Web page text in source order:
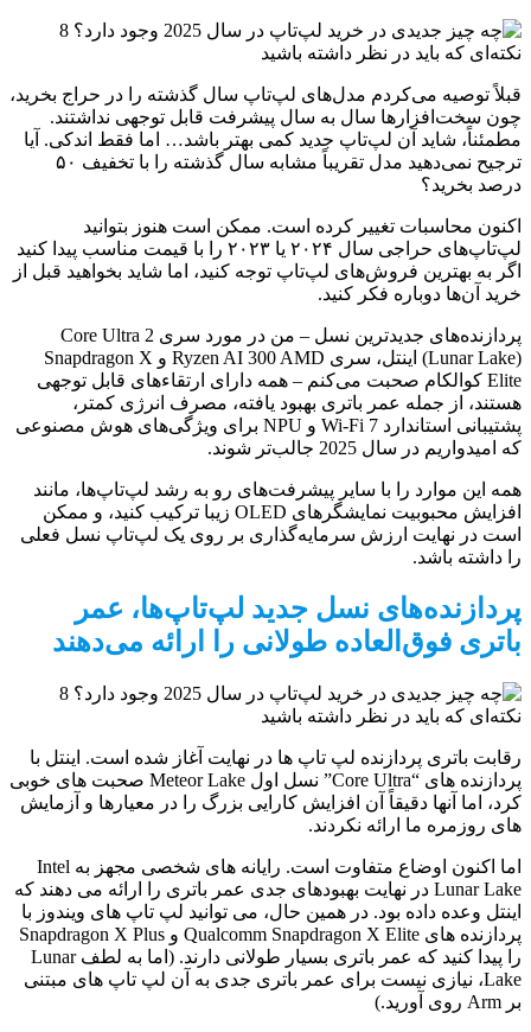
قبلاً توصیه می‌کردم مدل‌های لپ‌تاپ سال گذشته را در حراج بخرید،
چون سخت‌افزارها سال به سال پیشرفت قابل توجهی نداشتند.
مطمئناً، شاید آن لپ‌تاپ جدید کمی بهتر باشد… اما فقط اندکی. آیا
ترجیح نمی‌دهید مدل تقریباً مشابه سال گذشته را با تخفیف ۵۰
درصد بخرید؟
اکنون محاسبات تغییر کرده است. ممکن است هنوز بتوانید
لپ‌تاپ‌های حراجی سال ۲۰۲۴ یا ۲۰۲۳ را با قیمت مناسب پیدا کنید
اگر به بهترین فروش‌های لپ‌تاپ توجه کنید، اما شاید بخواهید قبل از
خرید آن‌ها دوباره فکر کنید.
پردازنده‌های جدیدترین نسل – من در مورد سری Core Ultra 2
(Lunar Lake) اینتل، سری Ryzen AI 300 AMD و Snapdragon X
Elite کوالکام صحبت می‌کنم – همه دارای ارتقاءهای قابل توجهی
هستند، از جمله عمر باتری بهبود یافته، مصرف انرژی کمتر،
پشتیبانی استاندارد Wi-Fi 7 و NPU برای ویژگی‌های هوش مصنوعی
که امیدواریم در سال 2025 جالب‌تر شوند.
همه این موارد را با سایر پیشرفت‌های رو به رشد لپ‌تاپ‌ها، مانند
افزایش محبوبیت نمایشگرهای OLED زیبا ترکیب کنید، و ممکن
است در نهایت ارزش سرمایه‌گذاری بر روی یک لپ‌تاپ نسل فعلی
را داشته باشد.
پردازنده‌های نسل جدید لپ‌تاپ‌ها، عمر
باتری فوق‌العاده طولانی را ارائه می‌دهند
رقابت باتری پردازنده لپ تاپ ها در نهایت آغاز شده است. اینتل با
پردازنده های “Core Ultra” نسل اول Meteor Lake صحبت های خوبی
کرد، اما آنها دقیقاً آن افزایش کارایی بزرگ را در معیارها و آزمایش
های روزمره ما ارائه نکردند.
اما اکنون اوضاع متفاوت است. رایانه های شخصی مجهز به Intel
Lunar Lake در نهایت بهبودهای جدی عمر باتری را ارائه می دهند که
اینتل وعده داده بود. در همین حال، می توانید لپ تاپ های ویندوز با
پردازنده های Qualcomm Snapdragon X Elite و Snapdragon X Plus
را پیدا کنید که عمر باتری بسیار طولانی دارند. (اما به لطف Lunar
Lake، نیازی نیست برای عمر باتری جدی به آن لپ تاپ های مبتنی
بر Arm روی آورید.)